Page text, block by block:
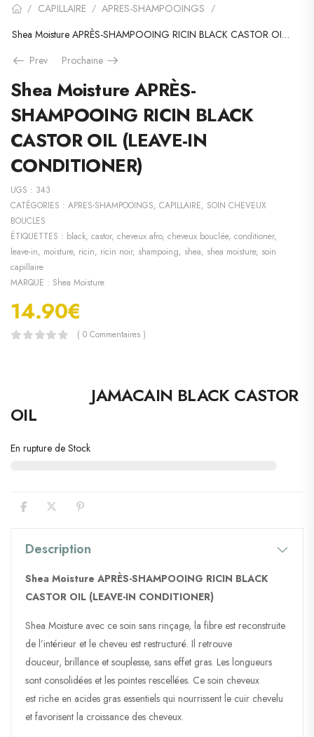
/ CAPILLAIRE / APRES-SHAMPOOINGS /
Shea Moisture APRÈS-SHAMPOOING RICIN BLACK CASTOR OIL (LEAVE-IN CONDITIONER)
Prev
Prochaine
Shea Moisture APRÈS-
SHAMPOOING RICIN BLACK
CASTOR OIL (LEAVE-IN
CONDITIONER)
UGS : 343
CATÉGORIES : APRES-SHAMPOOINGS, CAPILLAIRE, SOIN CHEVEUX
BOUCLES
ÉTIQUETTES : black, castor, cheveux afro, cheveux bouclée, conditioner,
leave-in, moisture, ricin, ricin noir, shampoing, shea, shea moisture, soin
capillaire
MARQUE : Shea Moisture
14.90€
( 0 Commentaires )
JAMACAIN BLACK CASTOR
OIL
En rupture de Stock
Description
Shea Moisture APRÈS-SHAMPOOING RICIN BLACK
CASTOR OIL (LEAVE-IN CONDITIONER)
Shea Moisture avec ce soin sans rinçage, la fibre est reconstruite
de l’intérieur et le cheveu est restructuré. Il retrouve
douceur, brillance et souplesse, sans effet gras. Les longueurs
sont consolidées et les pointes rescellées. Ce soin cheveux
est riche en acides gras essentiels qui nourrissent le cuir chevelu
et favorisent la croissance des cheveux.